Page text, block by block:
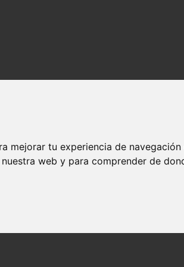
mejorar tu experiencia de
web y para comprender de